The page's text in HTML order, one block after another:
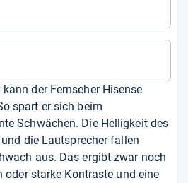
der Fernseher Hisense
spart er sich beim
Schwächen. Die Helligkeit des
die Lautsprecher fallen
aus. Das ergibt zwar noch
oder starke Kontraste und eine